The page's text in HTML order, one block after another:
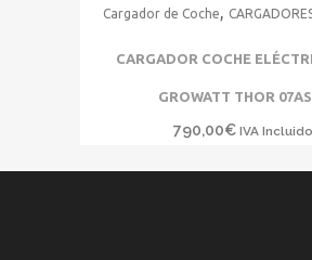
Cargador de Coche,
CARGADOR COCHE
GROWATT THOR
790,00€ IVA Incluido